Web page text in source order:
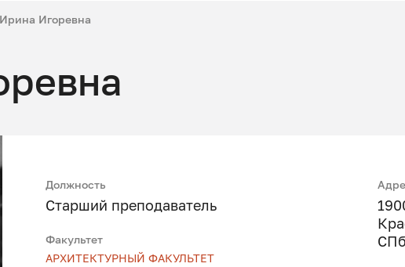
Игоревна
Должность
Старший преподаватель
Факультет
АРХИТЕКТУРНЫЙ ФАКУЛЬТЕТ